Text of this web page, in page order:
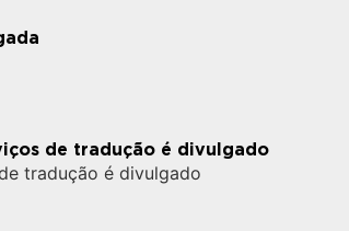
de tradução é divulgado
tradução é divulgado